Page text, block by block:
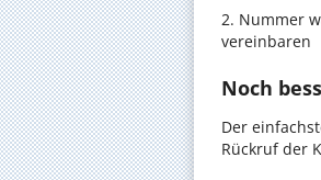
2. Nummer
vereinbaren
Noch
Der
Rückruf der